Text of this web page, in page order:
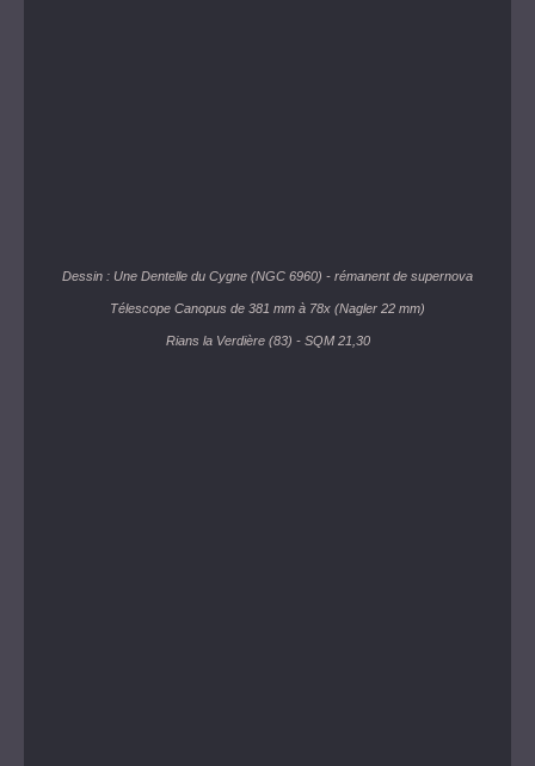
Dessin : Une Dentelle du Cygne (NGC 6960) - rémanent de supernova
Télescope Canopus de 381 mm à 78x (Nagler 22 mm)
Rians la Verdière (83) - SQM 21,30